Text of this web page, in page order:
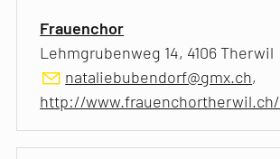
Frauenchor
Lehmgrubenweg 14, 4106 Therwil
nataliebubendorf@gmx.ch,
http://www.frauenchortherwil.ch/